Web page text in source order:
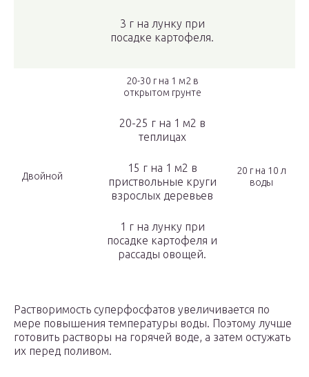
3 г на лунку при
посадке картофеля.
Двойной
20-30 г на 1 м2 в
открытом грунте
20-25 г на 1 м2 в
теплицах
15 г на 1 м2 в
приствольные круги
взрослых деревьев
1 г на лунку при
посадке картофеля и
рассады овощей.
20 г на 10 л
воды
Растворимость суперфосфатов увеличивается по
мере повышения температуры воды. Поэтому лучше
готовить растворы на горячей воде, а затем остужать
их перед поливом.